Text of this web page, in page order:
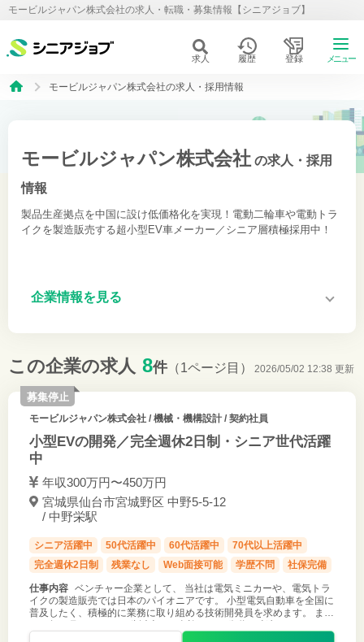
モービルジャパン株式会社の求人・転職・募集情報【シニアジョブ】
求人 履歴 登録 メニュー
モービルジャパン株式会社の求人・採用情報
モービルジャパン株式会社 の求人・採用
情報
製品生産拠点を中国に設け低価格化を実現！電動二輪車や電動トラ
イクを製造販売する超小型EV車メーカー／シニア層積極採用中！
企業情報を見る
この企業の求人 8件 （1ページ目） 2026/05/02 12:38 更新
募集停止
モービルジャパン株式会社/ 機械・機構設計 / 契約社員
小型EVの開発／完全週休2日制・シニア世代活躍
中
年収300万円〜450万円
宮城県仙台市宮城野区 中野5-5-12
/ 中野栄駅
シニア活躍中 50代活躍中 60代活躍中
70代以上活躍中
完全週休2日制
残業なし Web面接可能 学歴不問 社保完備
仕事内容 ベンチャー企業として、 当社は電気ミニカーや、電気トラ
イクの製造販売では日本のパイオニアです。 小型電気自動車を全国に
普及したく、積極的に業務に取り組める技術開発員を求めます。 また